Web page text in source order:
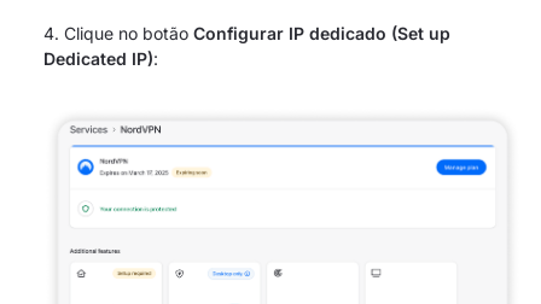
Clique no botão Configurar IP dedicado (Set up
Dedicated IP):